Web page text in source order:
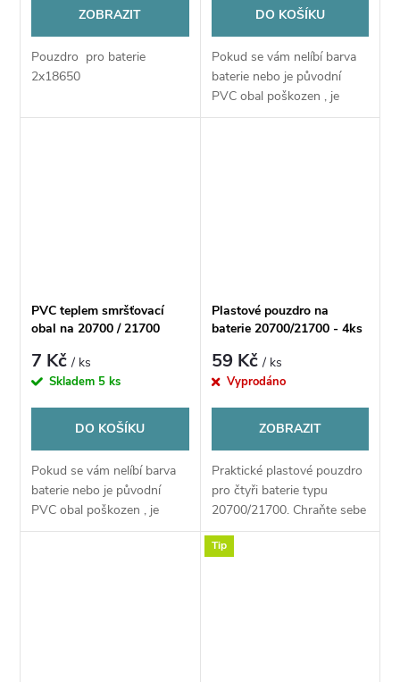
ZOBRAZIT
Pouzdro pro baterie
2x18650
DO KOŠÍKU
Pokud se vám nelíbí barva
baterie nebo je původní
PVC obal poškozen , je
možné nahradit
PVC teplem smršťovací
obal na 20700 / 21700
7 Kč/ ks
Skladem 5 ks
DO KOŠÍKU
Pokud se vám nelíbí barva
baterie nebo je původní
PVC obal poškozen , je
možné nahradit
Plastové pouzdro na
baterie 20700/21700 - 4ks
59 Kč/ ks
Vyprodáno
ZOBRAZIT
Praktické plastové pouzdro
pro čtyři baterie typu
20700/21700. Chraňte sebe
i své baterie a nenoste je jen
tak volně v kapse nebo v
Tip